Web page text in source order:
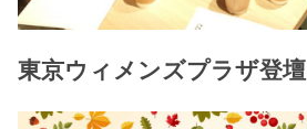
東京ウィメンズプラザ登壇